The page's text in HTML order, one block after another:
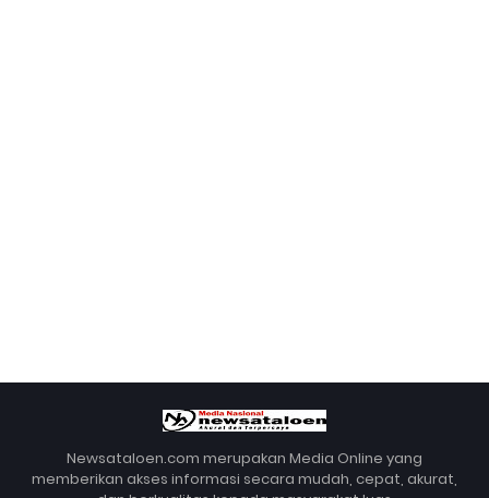
Newsataloen.com merupakan Media Online yang
memberikan akses informasi secara mudah, cepat, akurat,